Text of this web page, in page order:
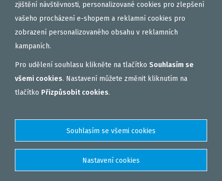
zjištění návštěvnosti, personalizované cookies pro zlepšení
vašeho procházení e-shopem a reklamní cookies pro
zobrazení personalizovaného obsahu v reklamních
kampaních.
Pro udělení souhlasu klikněte na tlačítko Souhlasím se
všemi cookies. Nastavení můžete změnit kliknutím na
tlačítko Přizpůsobit cookies.